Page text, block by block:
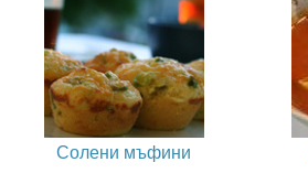
Солени мъфини